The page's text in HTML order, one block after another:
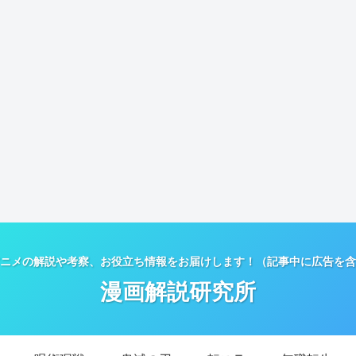
メの解説や考察、お役立ち情報をお届けします！（記事中に広告を
漫画解説研究所